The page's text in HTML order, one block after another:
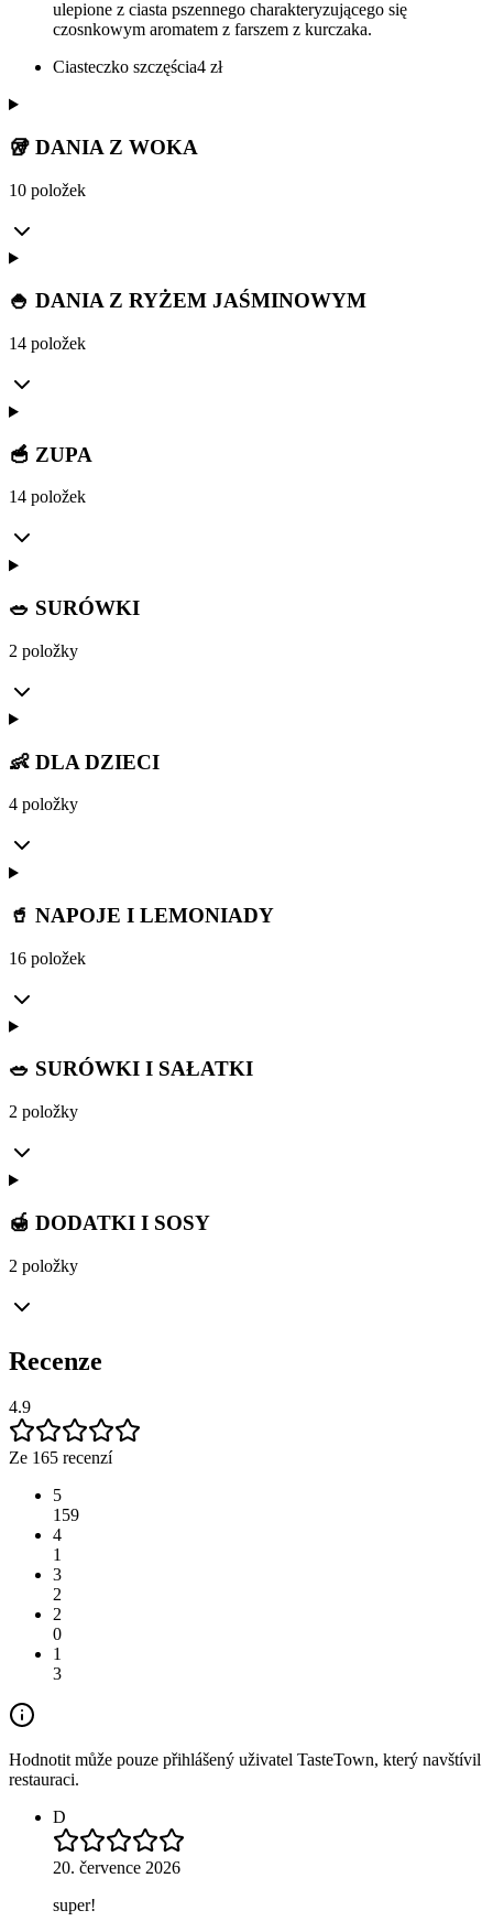
ulepione z ciasta pszennego charakteryzującego się
czosnkowym aromatem z farszem z kurczaka.
Ciasteczko szczęścia4 zł
🥡 DANIA Z WOKA
10 položek
🍚 DANIA Z RYŻEM JAŚMINOWYM
14 položek
🥣 ZUPA
14 položek
🥗 SURÓWKI
2 položky
👶 DLA DZIECI
4 položky
🥤 NAPOJE I LEMONIADY
16 položek
🥗 SURÓWKI I SAŁATKI
2 položky
🍯 DODATKI I SOSY
2 položky
Recenze
4.9
Ze 165 recenzí
5
159
4
1
3
2
2
0
1
3
Hodnotit může pouze přihlášený uživatel TasteTown, který navštívil
restauraci.
D
20. července 2026
super!